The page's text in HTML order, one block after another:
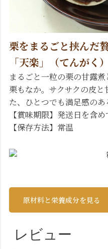
栗をまるごと挟んだ
「天楽」（てんがく）
まるごと一粒の栗の甘露
栗もなか。サクサクの皮
た、ひとつでも満足感のあ
【賞味期限】発送日を含め
【保存方法】常温
原材料と栄養成分を見る
レビュー